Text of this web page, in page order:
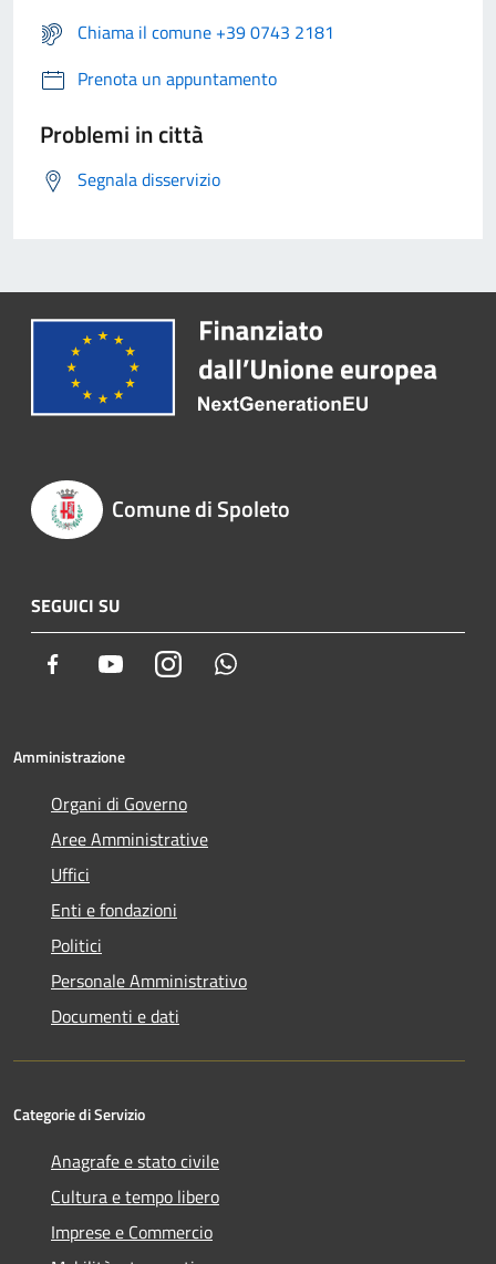
Chiama il comune +39 0743 2181
Prenota un appuntamento
Problemi in città
Segnala disservizio
Comune di Spoleto
SEGUICI SU
Facebook YoutubeInstagram
Amministrazione
Organi di Governo
Aree Amministrative
Uffici
Enti e fondazioni
Politici
Personale Amministrativo
Documenti e dati
Categorie di Servizio
Anagrafe e stato civile
Cultura e tempo libero
Imprese e Commercio